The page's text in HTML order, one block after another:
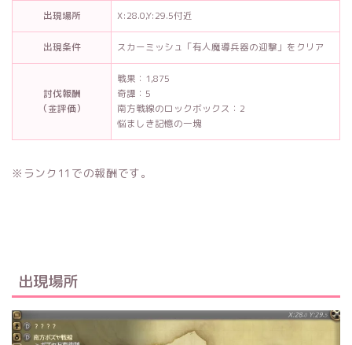
出現場所 X:28.0,Y:29.5付近
出現条件 スカーミッシュ「有人魔導兵器の迎撃」をクリア
討伐報酬
（金評価）
戦果：1,875
奇譚：5
南方戦線のロックボックス：2
悩ましき記憶の一塊
※ランク11での報酬です。
出現場所